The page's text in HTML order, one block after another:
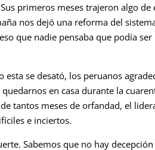
primeros meses trajeron algo de
nos dejó una reforma del
que nadie pensaba que podía ser
se desató, los peruanos
en casa durante la
tantos meses de orfandad, el
e inciertos.
Sabemos que no hay decepción